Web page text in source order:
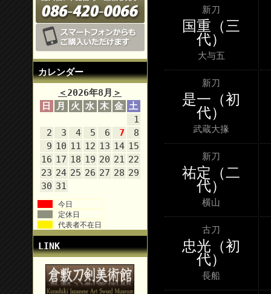
カレンダー
＜2026年8月 ＞
日
月 火 水 木 金 土
1
2
3 4 5 6 7
8
9 10 11 12 13 14 15
16 17 18 19 20 21 22
23 24 25 26 27 28 29
30 31
今日
定休日
代表者不在日
LINK
新刀
国重（三
代）
大与五
新刀
是一（初
代）
武蔵大掾
新刀
祐定（二
代）
横山
古刀
忠光（初
代）
長船